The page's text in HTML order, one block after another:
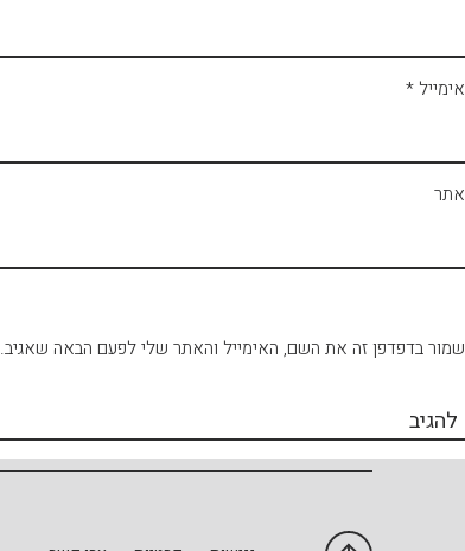
אימייל *
אתר
שמור בדפדפן זה את השם, האימייל והאתר שלי לפעם הבאה שאגיב.